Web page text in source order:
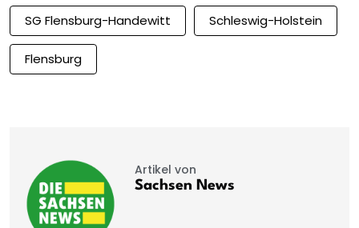
SG Flensburg-Handewitt Schleswig-Holstein
Flensburg
Artikel von
Sachsen News